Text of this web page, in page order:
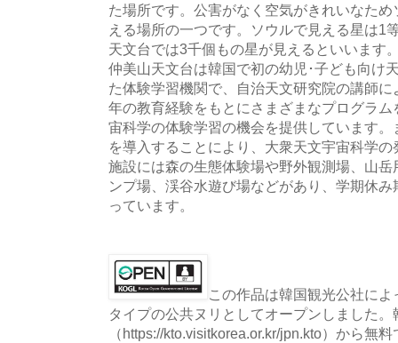
た場所です。公害がなく空気がきれいなた
える場所の一つです。ソウルで見える星は1
天文台では3千個もの星が見えるといいます
仲美山天文台は韓国で初の幼児･子ども向け
た体験学習機関で、自治天文研究院の講師
年の教育経験をもとにさまざまなプログラ
宙科学の体験学習の機会を提供しています
を導入することにより、大衆天文宇宙科学
施設には森の生態体験場や野外観測場、山
ンプ場、渓谷水遊び場などがあり、学期休
っています。
この作品は韓国観光公社に
タイプの公共ヌリとしてオープンしました。
（https://kto.visitkorea.or.kr/jpn.kto）から無